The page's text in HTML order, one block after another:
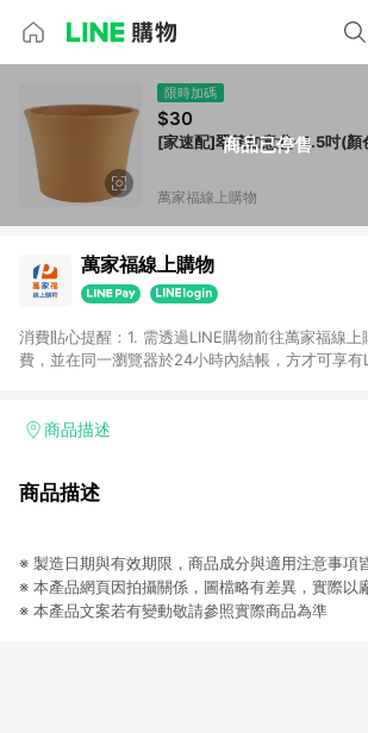
商品已停售
限時加碼
$30
[家速配]翠筠如意盆-4.5吋(顏
萬家福線上購物
萬家福線上購物
消費貼心提醒：1. 需透過LINE購物前往萬家福線上
費，並在同一瀏覽器於24小時內結帳，方才可享有
4. 不具回饋資格種類商品：電子禮券。 5. 回饋點
錄，相關問題請於保留時間內聯絡客服中心，並由
話題性或期間限定商品來滿足您的喜好。
商品描述
商品描述
※ 製造日期與有效期限，商品成分與適用注意事項
※ 本產品網頁因拍攝關係，圖檔略有差異，實際以
※ 本產品文案若有變動敬請參照實際商品為準